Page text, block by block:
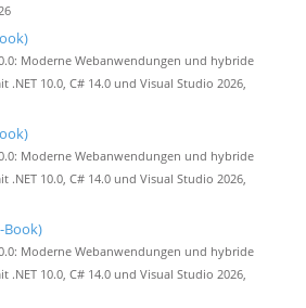
Moderne Webanwendungen und hybride
.NET 10.0, C# 14.0 und Visual Studio 2026,
Moderne Webanwendungen und hybride
.NET 10.0, C# 14.0 und Visual Studio 2026,
Book)
Moderne Webanwendungen und hybride
.NET 10.0, C# 14.0 und Visual Studio 2026,